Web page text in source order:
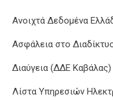
Ανοιχτά Δεδομένα
Ασφάλεια στο
Διαύγεια (ΔΔΕ Καβάλας)
Λίστα Υπηρεσιών